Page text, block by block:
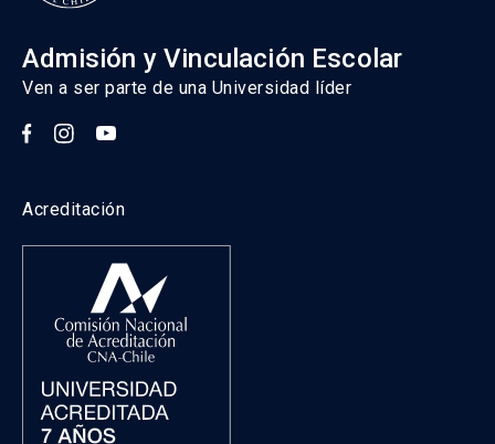
Admisión y Vinculación Escolar
Ven a ser parte de una Universidad líder
Acreditación